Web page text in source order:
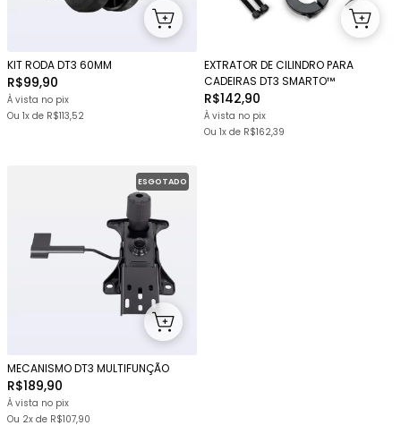
KIT RODA DT3 60MM
R$99,90
À vista no pix
Ou 1x de R$113,52
EXTRATOR DE CILINDRO PARA
CADEIRAS DT3 SMARTO™
R$142,90
À vista no pix
Ou 1x de R$162,39
ESGOTADO
MECANISMO DT3 MULTIFUNÇÃO
R$189,90
À vista no pix
Ou 2x de R$107,90